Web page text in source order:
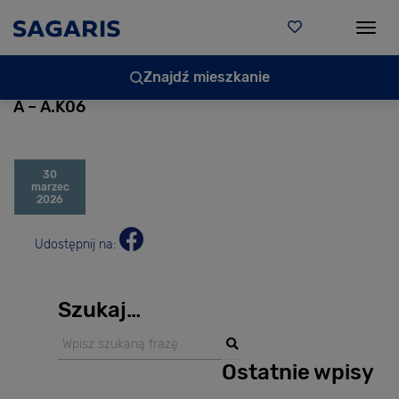
Znajdź mieszkanie
A – A.K06
30
marzec
2026
Udostępnij na:
Szukaj…
Ostatnie wpisy